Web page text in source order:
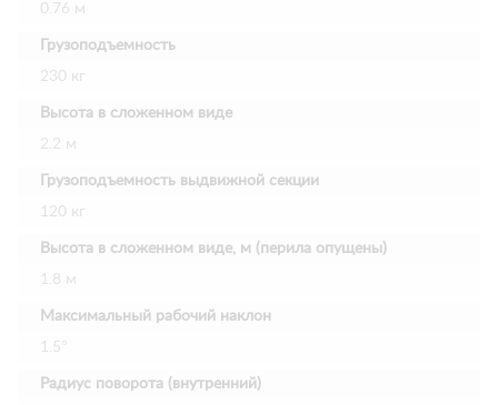
0.76 м
Грузоподъемность
230 кг
Высота в сложенном виде
2.2 м
Грузоподъемность выдвижной секции
120 кг
Высота в сложенном виде, м (перила опущены)
1.8 м
Максимальный рабочий наклон
1.5°
Радиус поворота (внутренний)